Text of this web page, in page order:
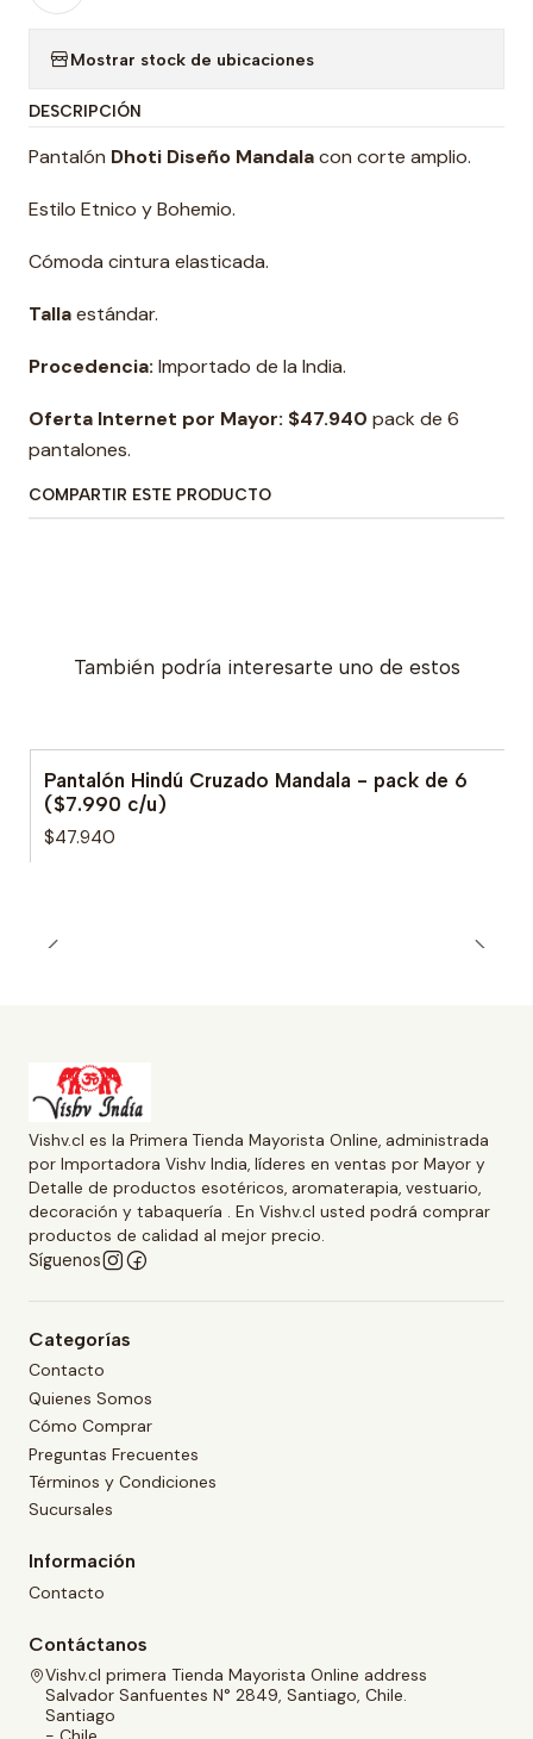
Mostrar stock de ubicaciones
DESCRIPCIÓN
Pantalón Dhoti Diseño Mandalacon corte amplio.
Estilo Etnico y Bohemio.
Cómoda cintura elasticada.
Tallaestándar.
Procedencia: Importado de la India.
Oferta Internet por Mayor: $47.940 pack de 6
pantalones.
COMPARTIR ESTE PRODUCTO
También podría interesarte uno de estos
Pantalón Hindú Cruzado Mandala - pack de 6
($7.990 c/u)
$47.940
Vishv.cl es la Primera Tienda Mayorista Online, administrada
por Importadora Vishv India, líderes en ventas por Mayor y
Detalle de productos esotéricos, aromaterapia, vestuario,
decoración y tabaquería . En Vishv.cl usted podrá comprar
productos de calidad al mejor precio.
Síguenos
Categorías
Contacto
Quienes Somos
Cómo Comprar
Preguntas Frecuentes
Términos y Condiciones
Sucursales
Información
Contacto
Contáctanos
Vishv.cl primera Tienda Mayorista Online address
Salvador Sanfuentes N° 2849, Santiago, Chile.
Santiago